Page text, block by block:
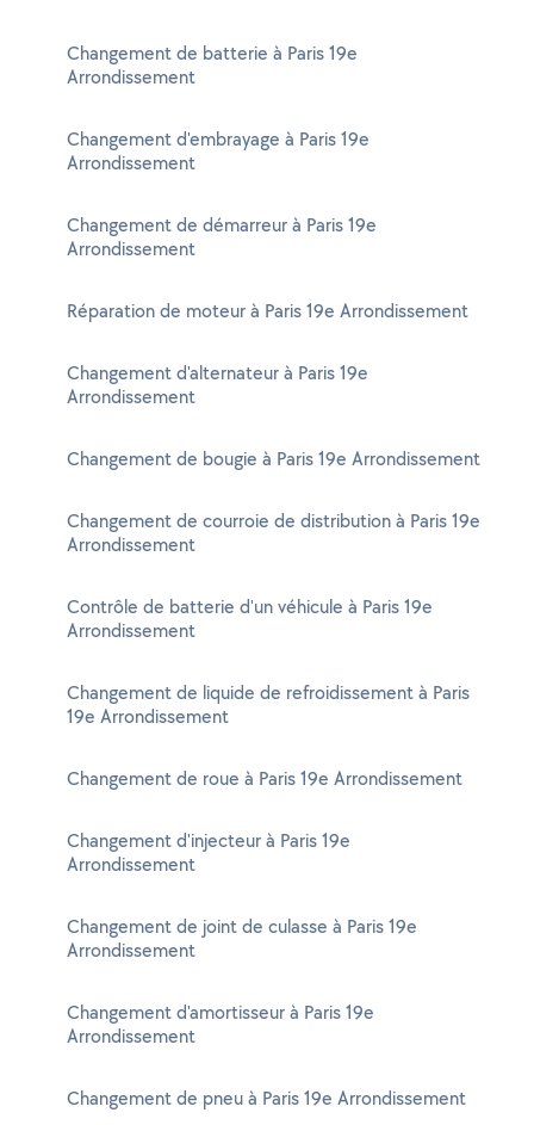
Changement de batterie à Paris 19e
Arrondissement
Changement d'embrayage à Paris 19e
Arrondissement
Changement de démarreur à Paris 19e
Arrondissement
Réparation de moteur à Paris 19e Arrondissement
Changement d'alternateur à Paris 19e
Arrondissement
Changement de bougie à Paris 19e Arrondissement
Changement de courroie de distribution à Paris 19e
Arrondissement
Contrôle de batterie d'un véhicule à Paris 19e
Arrondissement
Changement de liquide de refroidissement à Paris
19e Arrondissement
Changement de roue à Paris 19e Arrondissement
Changement d'injecteur à Paris 19e
Arrondissement
Changement de joint de culasse à Paris 19e
Arrondissement
Changement d'amortisseur à Paris 19e
Arrondissement
Changement de pneu à Paris 19e Arrondissement